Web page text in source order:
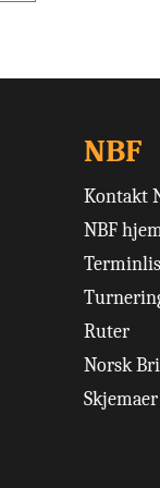
NBF
Kontakt
NBF
Ruter
Norsk
Skjemaer